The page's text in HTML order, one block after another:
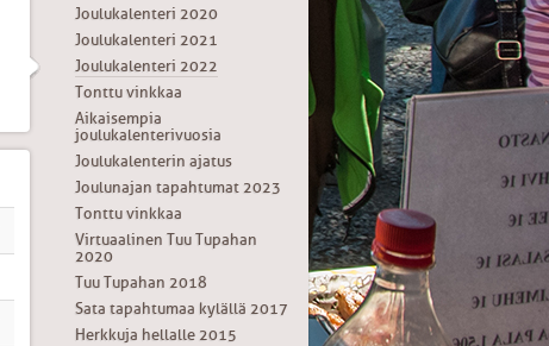
Joulukalenteri 2020
Joulukalenteri 2021
Joulukalenteri 2022
Tonttu vinkkaa
Aikaisempia
joulukalenterivuosia
Joulukalenterin ajatus
Joulunajan tapahtumat 2023
Tonttu vinkkaa
Virtuaalinen Tuu Tupahan
2020
Tuu Tupahan 2018
Sata tapahtumaa kylällä 2017
Herkkuja hellalle 2015